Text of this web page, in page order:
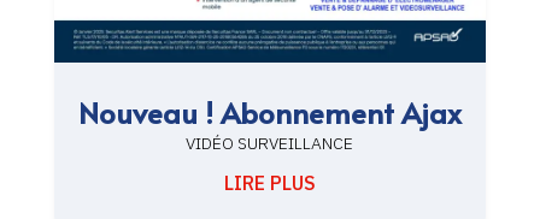
Nouveau ! Abonnement Ajax
VIDÉO SURVEILLANCE
LIRE PLUS